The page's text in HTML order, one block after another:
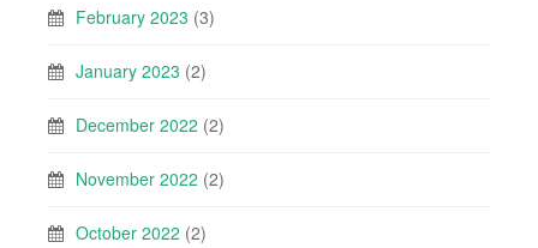
February 2023 (3)
January 2023 (2)
December 2022 (2)
November 2022 (2)
October 2022 (2)